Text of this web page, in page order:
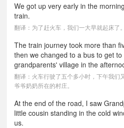
We got up very early in the
train.
翻译：为了赶火车，我们一大早就起床了。
The train journey took more than
then we changed to a bus to get to
grandparents' village in the
翻译：火车行驶了五个多小时，下午我们
爷爷奶奶所在的村庄。
At the end of the road, I saw
little cousin standing in the cold
us.